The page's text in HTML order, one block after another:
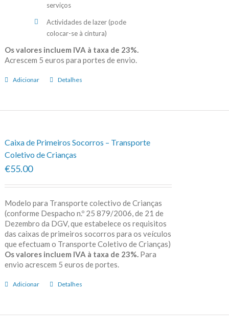
serviços
Actividades de lazer (pode
colocar-se à cintura)
Os valores incluem IVA à taxa de 23%.
Acrescem 5 euros para portes de envio.
Adicionar Detalhes
Caixa de Primeiros Socorros – Transporte
Coletivo de Crianças
€55.00
Modelo para Transporte colectivo de Crianças
(conforme Despacho n.º 25 879/2006, de 21 de
Dezembro da DGV, que estabelece os requisitos
das caixas de primeiros socorros para os veículos
que efectuam o Transporte Coletivo de Crianças)
Os valores incluem IVA à taxa de 23%. Para
envio acrescem 5 euros de portes.
Adicionar Detalhes